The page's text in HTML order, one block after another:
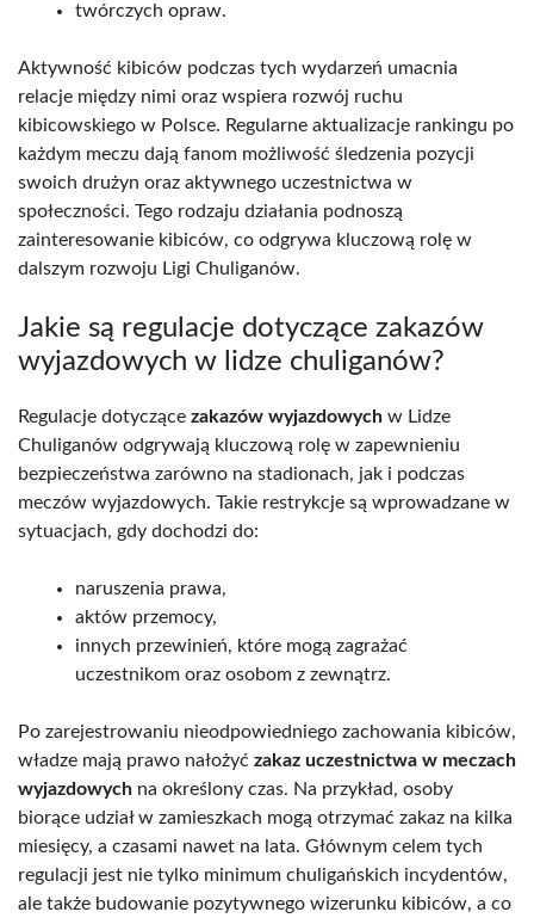
twórczych opraw.
Aktywność kibiców podczas tych wydarzeń umacnia
relacje między nimi oraz wspiera rozwój ruchu
kibicowskiego w Polsce. Regularne aktualizacje rankingu po
każdym meczu dają fanom możliwość śledzenia pozycji
swoich drużyn oraz aktywnego uczestnictwa w
społeczności. Tego rodzaju działania podnoszą
zainteresowanie kibiców, co odgrywa kluczową rolę w
dalszym rozwoju Ligi Chuliganów.
Jakie są regulacje dotyczące zakazów
wyjazdowych w lidze chuliganów?
Regulacje dotyczące zakazów wyjazdowych w Lidze
Chuliganów odgrywają kluczową rolę w zapewnieniu
bezpieczeństwa zarówno na stadionach, jak i podczas
meczów wyjazdowych. Takie restrykcje są wprowadzane w
sytuacjach, gdy dochodzi do:
naruszenia prawa,
aktów przemocy,
innych przewinień, które mogą zagrażać
uczestnikom oraz osobom z zewnątrz.
Po zarejestrowaniu nieodpowiedniego zachowania kibiców,
władze mają prawo nałożyć zakaz uczestnictwa w meczach
wyjazdowych na określony czas. Na przykład, osoby
biorące udział w zamieszkach mogą otrzymać zakaz na kilka
miesięcy, a czasami nawet na lata. Głównym celem tych
regulacji jest nie tylko minimum chuligańskich incydentów,
ale także budowanie pozytywnego wizerunku kibiców, a co